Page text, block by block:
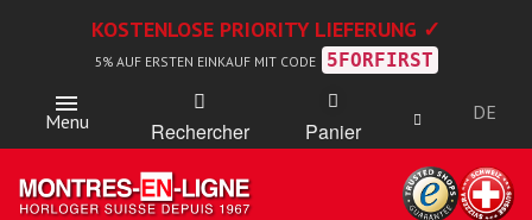
KOSTENLOSE PRIORITY LIEFERUNG ✓
5% AUF ERSTEN EINKAUF MIT CODE 5FORFIRST
Menu Rechercher Panier
DE